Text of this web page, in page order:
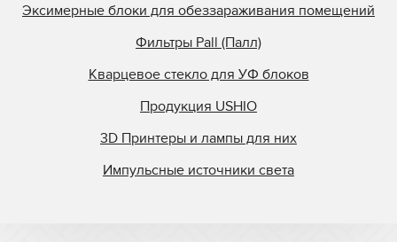
Эксимерные блоки для обеззараживания помещений
Фильтры Pall (Палл)
Кварцевое стекло для УФ блоков
Продукция USHIO
3D Принтеры и лампы для них
Импульсные источники света